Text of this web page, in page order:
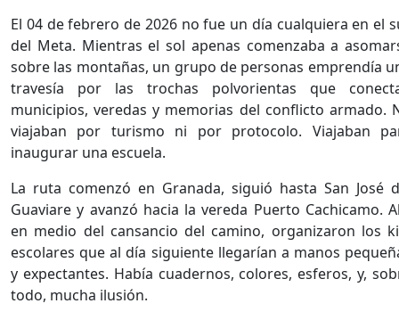
El 04 de febrero de 2026 no fue un día cualquiera en el
del Meta. Mientras el sol apenas comenzaba a
sobre las montañas, un grupo de personas emprendía
travesía por las trochas polvorientas que
municipios, veredas y memorias del conflicto armado.
viajaban por turismo ni por protocolo. Viajaban
inaugurar una escuela.
La ruta comenzó en Granada, siguió hasta San José
Guaviare y avanzó hacia la vereda Puerto Cachicamo.
en medio del cansancio del camino, organizaron los
escolares que al día siguiente llegarían a manos
y expectantes. Había cuadernos, colores, esferos, y,
todo, mucha ilusión.